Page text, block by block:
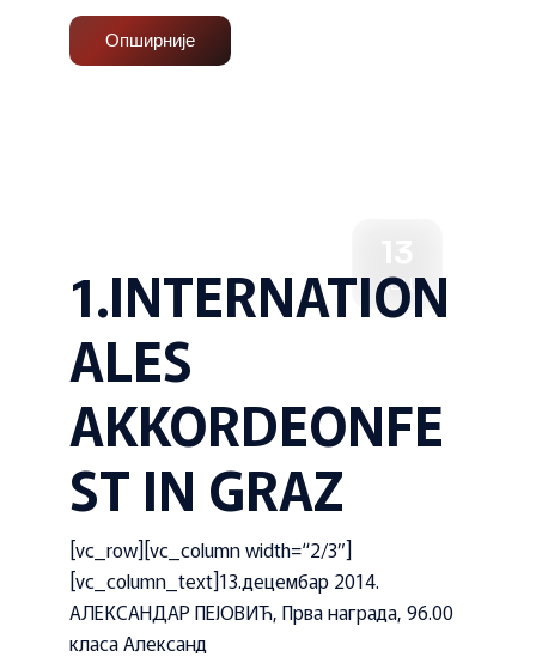
Опширније
ДЕЦ
1.INTERNATION
ALES
AKKORDEONFE
ST IN GRAZ
[vc_row][vc_column width=“2/3″]
[vc_column_text]13.децембар 2014.
АЛЕКСАНДАР ПЕЈОВИЋ, Прва награда, 96.00
класа Александ